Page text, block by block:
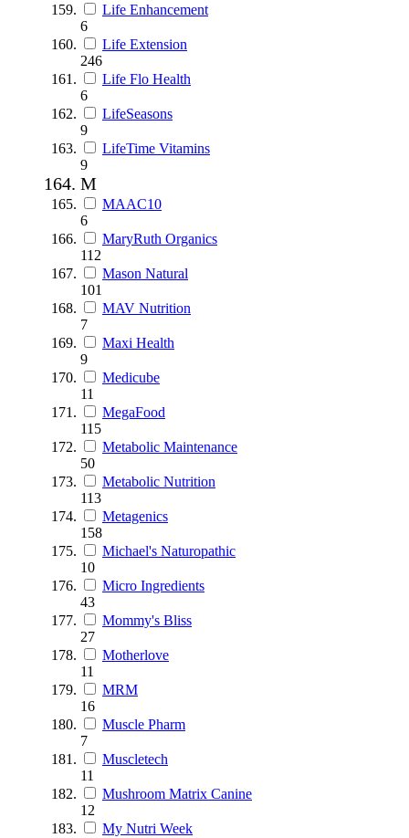
Life Enhancement
6
Life Extension
246
Life Flo Health
6
LifeSeasons
9
LifeTime Vitamins
9
M
MAAC10
6
MaryRuth Organics
112
Mason Natural
101
MAV Nutrition
7
Maxi Health
9
Medicube
11
MegaFood
115
Metabolic Maintenance
50
Metabolic Nutrition
113
Metagenics
158
Michael's Naturopathic
10
Micro Ingredients
43
Mommy's Bliss
27
Motherlove
11
MRM
16
Muscle Pharm
7
Muscletech
11
Mushroom Matrix Canine
12
My Nutri Week